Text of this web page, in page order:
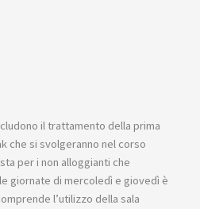
il trattamento della prima
che si svolgeranno nel corso
per i non alloggianti che
giornate di mercoledì e giovedì è
l’utilizzo della sala